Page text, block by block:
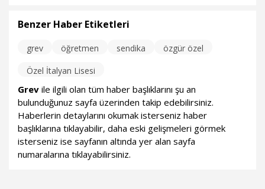
Benzer Haber Etiketleri
grev öğretmen sendika
özgür özel
Özel İtalyan Lisesi
Grev ile ilgili olan tüm haber başlıklarını şu an
bulunduğunuz sayfa üzerinden takip edebilirsiniz.
Haberlerin detaylarını okumak isterseniz haber
başlıklarına tıklayabilir, daha eski gelişmeleri görmek
isterseniz ise sayfanın altında yer alan sayfa
numaralarına tıklayabilirsiniz.